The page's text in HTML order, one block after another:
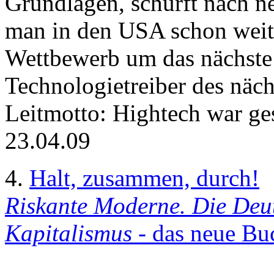
man in den USA schon
Wettbewerb um das
Technologietreiber des
Leitmotto: Hightech war
23.04.09
4. Halt, zusammen, durch!
Riskante Moderne. Die
Kapitalismus - das neue